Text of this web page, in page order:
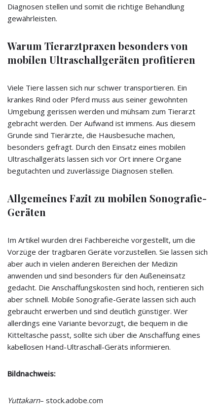
Diagnosen stellen und somit die richtige Behandlung
gewährleisten.
Warum Tierarztpraxen besonders von
mobilen Ultraschallgeräten profitieren
Viele Tiere lassen sich nur schwer transportieren. Ein
krankes Rind oder Pferd muss aus seiner gewohnten
Umgebung gerissen werden und mühsam zum Tierarzt
gebracht werden. Der Aufwand ist immens. Aus diesem
Grunde sind Tierärzte, die Hausbesuche machen,
besonders gefragt. Durch den Einsatz eines mobilen
Ultraschallgeräts lassen sich vor Ort innere Organe
begutachten und zuverlässige Diagnosen stellen.
Allgemeines Fazit zu mobilen Sonografie-
Geräten
Im Artikel wurden drei Fachbereiche vorgestellt, um die
Vorzüge der tragbaren Geräte vorzustellen. Sie lassen sich
aber auch in vielen anderen Bereichen der Medizin
anwenden und sind besonders für den Außeneinsatz
gedacht. Die Anschaffungskosten sind hoch, rentieren sich
aber schnell. Mobile Sonografie-Geräte lassen sich auch
gebraucht erwerben und sind deutlich günstiger. Wer
allerdings eine Variante bevorzugt, die bequem in die
Kitteltasche passt, sollte sich über die Anschaffung eines
kabellosen Hand-Ultraschall-Geräts informieren.
Bildnachweis:
Yuttakarn– stock.adobe.com